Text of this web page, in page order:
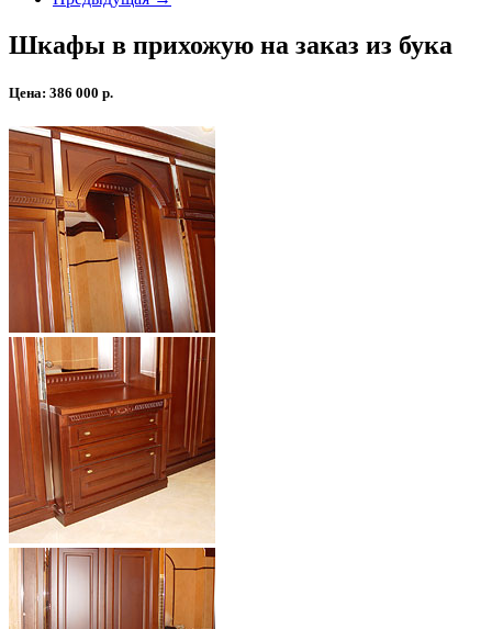
Шкафы в прихожую на заказ из бука
Цена: 386 000 р.